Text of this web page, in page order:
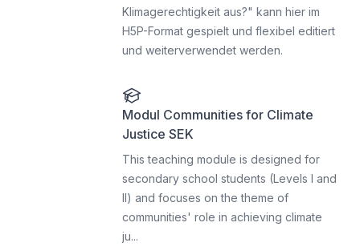
Klimagerechtigkeit aus?" kann hier im
H5P-Format gespielt und flexibel editiert
und weiterverwendet werden.
Modul Communities for Climate
Justice SEK
This teaching module is designed for
secondary school students (Levels I and
II) and focuses on the theme of
communities' role in achieving climate
ju...